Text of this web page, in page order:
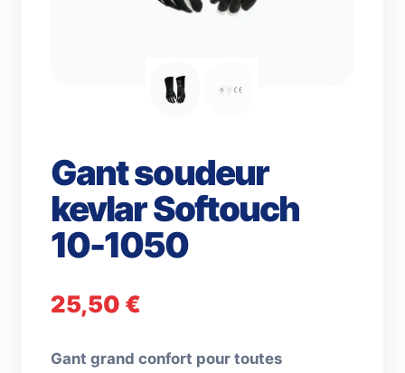
Gant soudeur
kevlar Softouch
10-1050
25,50 €
Gant grand confort pour toutes